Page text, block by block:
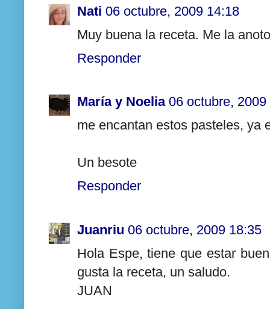
Nati 06 octubre, 2009 14:18
Muy buena la receta. Me la
Responder
María y Noelia 06 octubre, 2009
me encantan estos pasteles, ya
Un besote
Responder
Juanriu 06 octubre, 2009 18:35
Hola Espe, tiene que estar
gusta la receta, un saludo.
JUAN